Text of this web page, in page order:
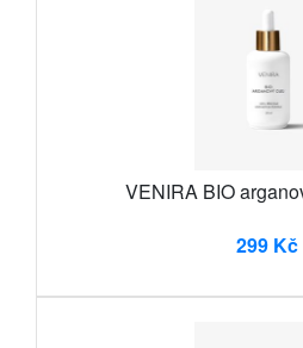
VENIRA BIO
299 Kč